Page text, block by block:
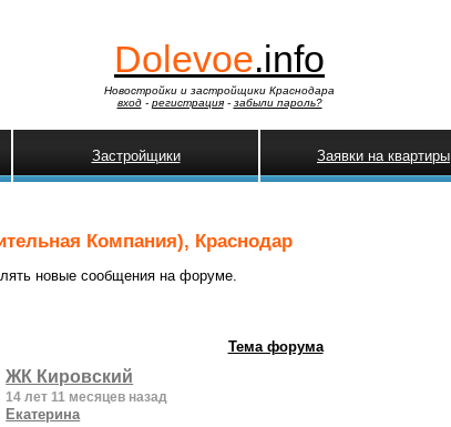
Dolevoe.info
Новостройки и застройщики Краснодара
вход- регистрация- забыли пароль?
Застройщики Заявки на квартиры
Компания), Краснодар
новые сообщения на форуме.
Тема форума
ЖК Кировский
14 лет 11 месяцев назад
Екатерина